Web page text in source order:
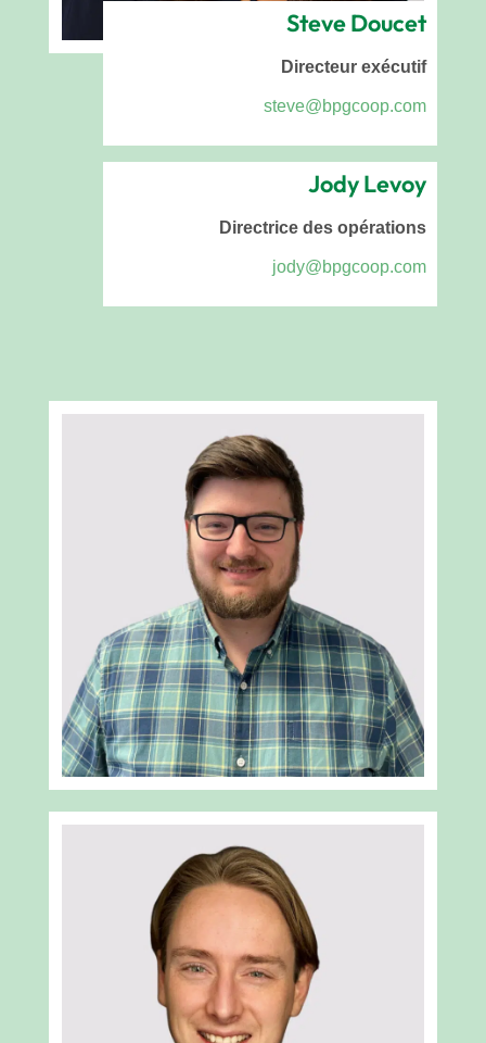
Steve Doucet
Directeur exécutif
steve@bpgcoop.com
Jody Levoy
Directrice des opérations
jody@bpgcoop.com